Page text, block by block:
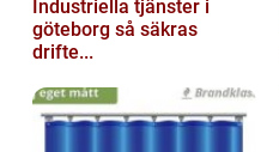
Industriella tjänster i
göteborg så säkras
drifte...